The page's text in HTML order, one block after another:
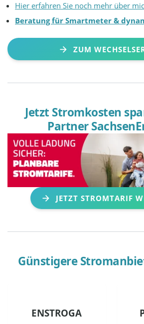
Hier erfahren Sie noch mehr über
Beratung für Smartmeter &
ZUM
Jetzt Stromkosten
Partner
JETZT STROMTARIF
Günstigere
ENSTROGA